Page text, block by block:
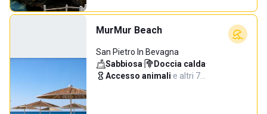
MurMur Beach
San Pietro In Bevagna
Sabbiosa· Doccia calda·
Accesso animali·e altri 7…